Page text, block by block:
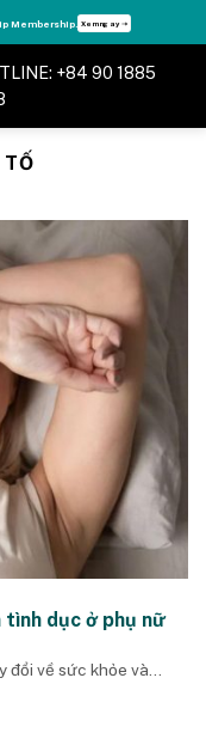
Membership. Xem ngay ➝
+84 90 1885
TỐ
tình dục ở phụ nữ
đổi về sức khỏe và...